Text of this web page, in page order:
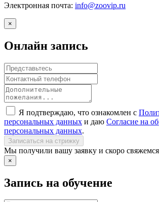
Электронная почта: info@zoovip.ru
×
Онлайн запись
Я подтверждаю, что ознакомлен с
персональных данных и даю Согласие на
персональных данных.
Записаться на стрижку
Мы получили вашу заявку и скоро
×
Запись на обучение